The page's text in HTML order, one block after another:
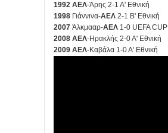
1992 ΑΕΛ-Άρης 2-1 Α' Εθνική
1998 Γιάννινα-ΑΕΛ 2-1 Β' Εθνική
2007 Άλκμααρ-ΑΕΛ 1-0 UEFA CUP
2008 ΑΕΛ-Ηρακλής 2-0 Α' Εθνική
2009 ΑΕΛ-Καβάλα 1-0 Α' Εθνική